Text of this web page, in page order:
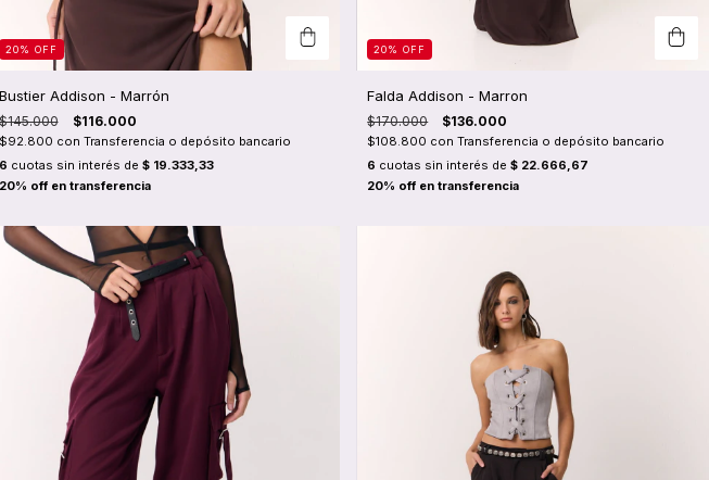
20% OFF
Bustier Addison - Marrón
$116.000
$92.800 con Transferencia o depósito bancario
6 cuotas sin interés de $ 19.333,33
20%OFF
Falda Addison - Marron
$170.000 $136.000
$108.800 con Transferencia o depósito bancario
6 cuotas sin interés de$ 22.666,67